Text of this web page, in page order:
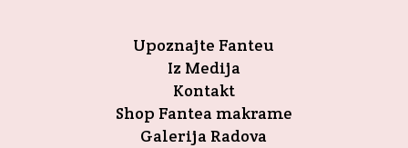
Upoznajte Fanteu
Iz Medija
Kontakt
Shop Fantea makrame
Galerija Radova